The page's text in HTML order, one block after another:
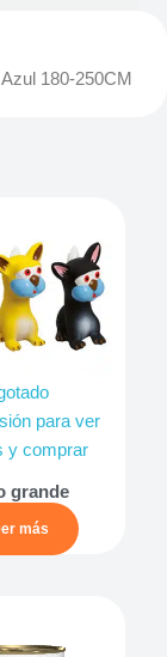
180-250CM
para ver
y comprar
grande
más